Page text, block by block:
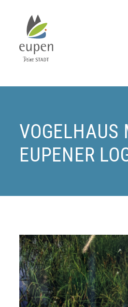
Events
Aktuelles
für
Eupen
Sie
Freizeitaktivitäten,
Wanderrouten,
Hotels,
VOGELHAUS
EUPENER